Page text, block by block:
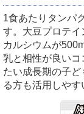
1食あたりタンパ
す。大豆プロテイ
カルシウムが
乳と相性が良いコ
たい成長期の子
る方も活用しやす